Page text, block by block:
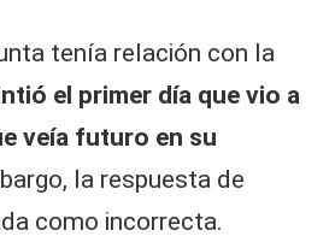
tenía relación con la
el primer día que vio a
veía futuro en su
la respuesta de
como incorrecta.